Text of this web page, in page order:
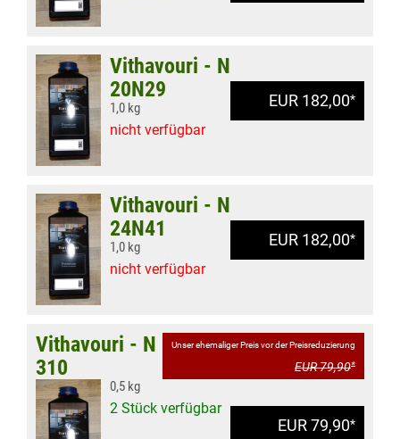
EUR 182,00*
Vithavouri - N
20N29
1,0 kg
nicht verfügbar
EUR 182,00*
Vithavouri - N
24N41
1,0 kg
nicht verfügbar
Unser ehemaliger Preis vor der Preisreduzierung
EUR 79,90*
EUR 79,90*
Vithavouri - N
310
0,5 kg
2 Stück verfügbar